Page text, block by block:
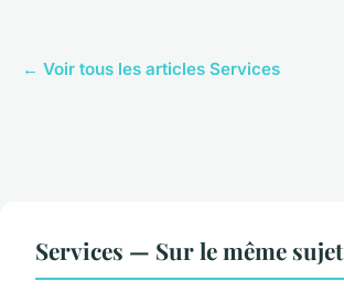
← Voir tous les articles Services
Services — Sur le même sujet